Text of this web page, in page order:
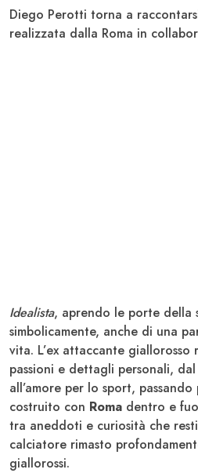
Diego Perotti torna a
realizzata dalla Roma in
Idealista, aprendo le porte della
simbolicamente, anche di una
vita. L’ex attaccante
passioni e dettagli personali,
all’amore per lo sport,
costruito con Roma dentro e
tra aneddoti e curiosità che
calciatore rimasto
giallorossi.